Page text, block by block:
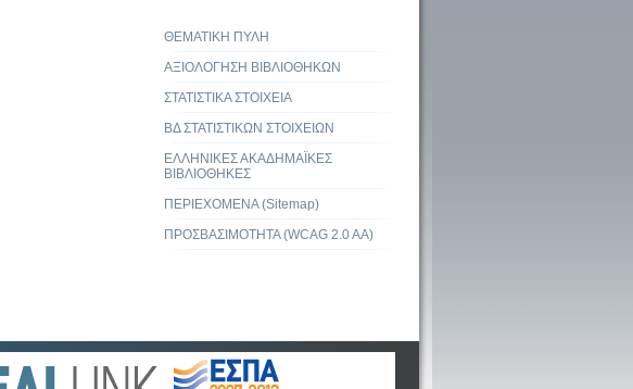
ΘΕΜΑΤΙΚΗ ΠΥΛΗ
ΑΞΙΟΛΟΓΗΣΗ ΒΙΒΛΙΟΘΗΚΩΝ
ΣΤΑΤΙΣΤΙΚΑ ΣΤΟΙΧΕΙΑ
ΒΔ ΣΤΑΤΙΣΤΙΚΩΝ ΣΤΟΙΧΕΙΩΝ
ΕΛΛΗΝΙΚΕΣ ΑΚΑΔΗΜΑΪΚΕΣ
ΒΙΒΛΙΟΘΗΚΕΣ
ΠΕΡΙΕΧΟΜΕΝΑ (Sitemap)
ΠΡΟΣΒΑΣΙΜΟΤΗΤΑ (WCAG 2.0 AA)